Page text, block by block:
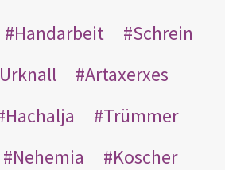
Handarbeit
Schrein
Urknall
Artaxerxes
Hachalja
Trümmer
Nehemia
Koscher